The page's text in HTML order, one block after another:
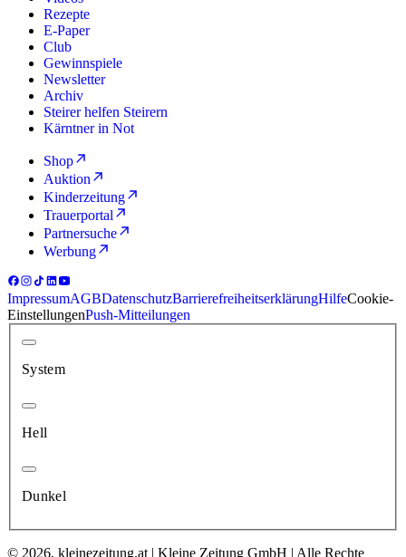
Rezepte
E-Paper
Club
Gewinnspiele
Newsletter
Archiv
Steirer helfen Steirern
Kärntner in Not
Shop
Auktion
Kinderzeitung
Trauerportal
Partnersuche
Werbung
ImpressumAGBDatenschutzBarrierefreiheitserklärungHilfeCookie-
EinstellungenPush-Mitteilungen
System
Hell
Dunkel
© 2026, kleinezeitung.at | Kleine Zeitung GmbH | Alle Rechte